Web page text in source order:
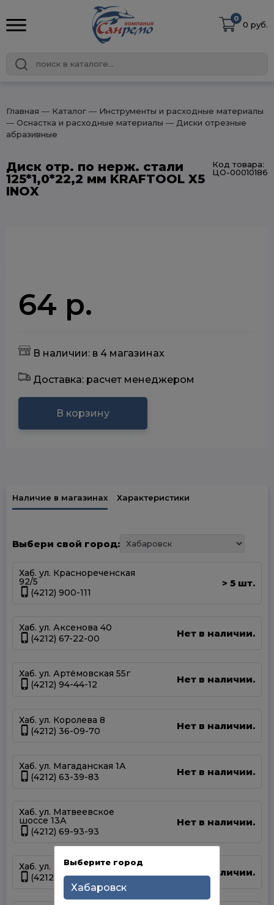
0
0 руб.
Главная ― Каталог ― Инструменты и расходные материалы
― Оснастка и расходные материалы ― Диски отрезные
абразивные
Диск отр. по нерж. стали
125*1,0*22,2 мм KRAFTOOL X5
INOX
Код товара:
ЦО-00010186
64 р.
В наличии: в 4 магазинах
Доставка: расчет менеджером
В корзину
Наличие в магазинах Характеристики
Выбери свой город:
Хаб. ул. Краснореченская
92/5
(4212) 900-111
> 5 шт.
Хаб. ул. Аксенова 40
(4212) 67-22-00
Нет в наличии.
Хаб. ул. Артёмовская 55г
(4212) 94-44-12
Нет в наличии.
Хаб. ул. Королева 8
(4212) 36-09-70
Нет в наличии.
Хаб. ул. Магаданская 1А
(4212) 63-39-83
Нет в наличии.
Хаб. ул. Матвеевское
шоссе 13А
(4212) 69-93-93
Нет в наличии.
Хаб. ул. Панфиловцев 14Б
(4212) 63-22-47
Нет в наличии.
Выберите город
Хабаровск